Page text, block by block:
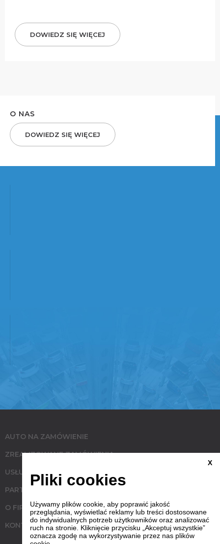
DOWIEDZ SIĘ WIĘCEJ
O NAS
DOWIEDZ SIĘ WIĘCEJ
AUTO NA ZAMÓWIENIE
ZREALIZOWANE ZAMÓWIENIA
USŁUGI
PARTNERZY
O FIRMIE
KONTAKT
X
Pliki cookies
Używamy plików cookie, aby poprawić jakość
przeglądania, wyświetlać reklamy lub treści dostosowane
do indywidualnych potrzeb użytkowników oraz analizować
ruch na stronie. Kliknięcie przycisku „Akceptuj wszystkie”
oznacza zgodę na wykorzystywanie przez nas plików